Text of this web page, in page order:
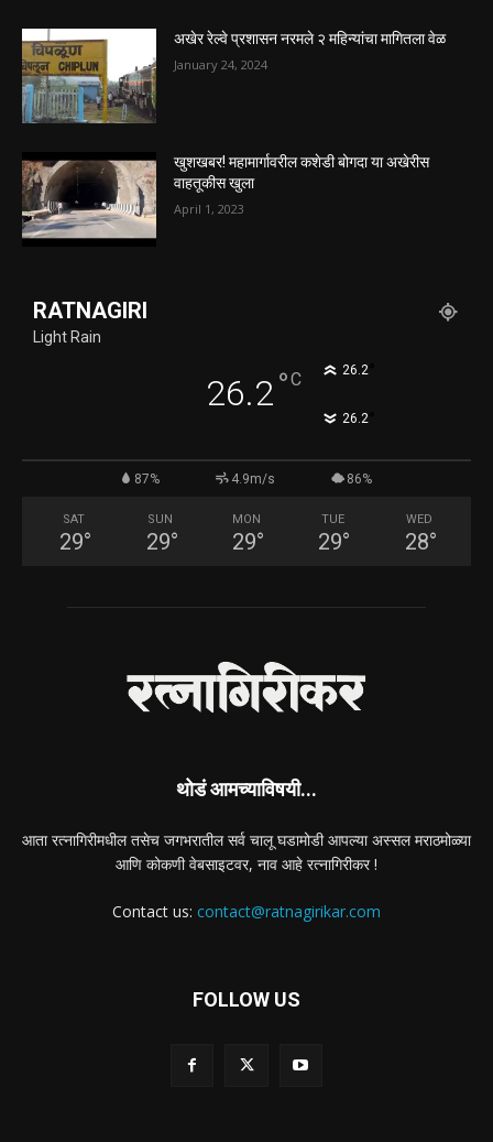
अखेर रेल्वे प्रशासन नरमले २ महिन्यांचा मागितला वेळ
January 24, 2024
खुशखबर! महामार्गावरील कशेडी बोगदा या अखेरीस
वाहतूकीस खुला
April 1, 2023
RATNAGIRI
Light Rain
26.2°C 26.2°
26.2°
87% 4.9m/s 86%
SAT
29°
SUN
29°
MON
29°
TUE
29°
WED
28°
थोडं आमच्याविषयी...
आता रत्नागिरीमधील तसेच जगभरातील सर्व चालू घडामोडी आपल्या अस्सल मराठमोळ्या
आणि कोकणी वेबसाइटवर, नाव आहे रत्नागिरीकर !
Contact us: contact@ratnagirikar.com
FOLLOW US